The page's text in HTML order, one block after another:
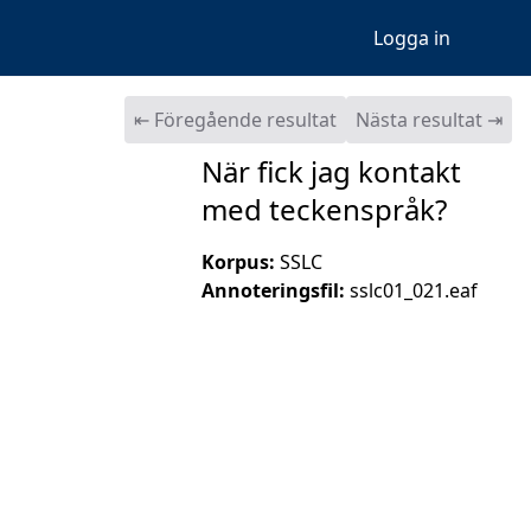
Logga in
⇤ Föregående resultat Nästa resultat ⇥
När fick jag kontakt
med teckenspråk?
Korpus: SSLC
Annoteringsfil: sslc01_021.eaf